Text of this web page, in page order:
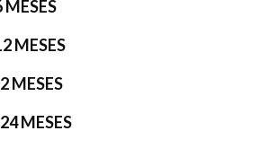
MESES
MESES
MESES
MESES